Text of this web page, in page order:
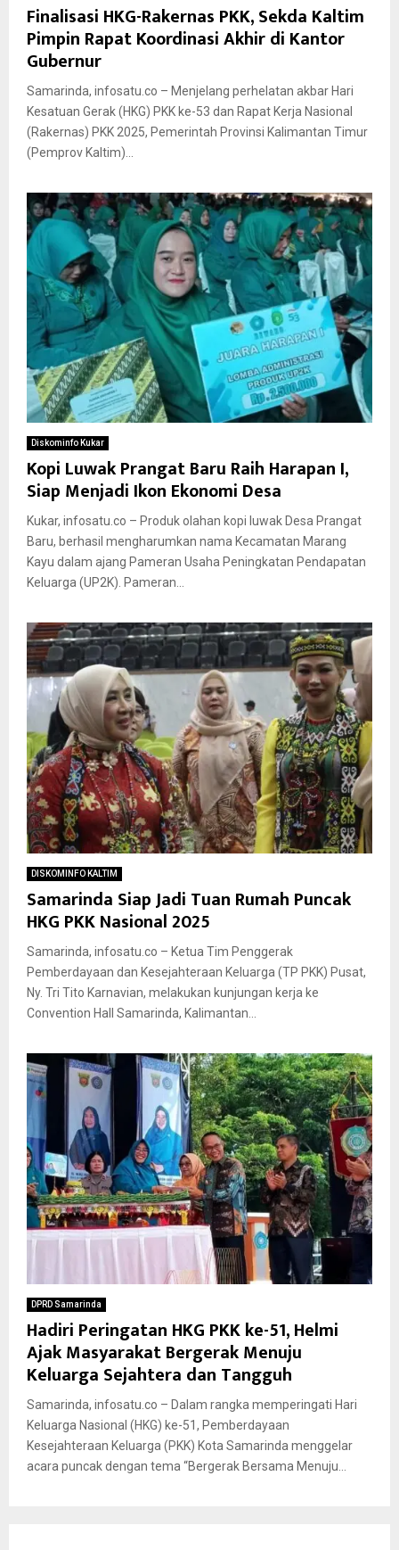
Finalisasi HKG-Rakernas PKK, Sekda Kaltim
Pimpin Rapat Koordinasi Akhir di Kantor
Gubernur
Samarinda, infosatu.co – Menjelang perhelatan akbar Hari
Kesatuan Gerak (HKG) PKK ke-53 dan Rapat Kerja Nasional
(Rakernas) PKK 2025, Pemerintah Provinsi Kalimantan Timur
(Pemprov Kaltim)...
Diskominfo Kukar
Kopi Luwak Prangat Baru Raih Harapan I,
Siap Menjadi Ikon Ekonomi Desa
Kukar, infosatu.co – Produk olahan kopi luwak Desa Prangat
Baru, berhasil mengharumkan nama Kecamatan Marang
Kayu dalam ajang Pameran Usaha Peningkatan Pendapatan
Keluarga (UP2K). Pameran...
DISKOMINFO KALTIM
Samarinda Siap Jadi Tuan Rumah Puncak
HKG PKK Nasional 2025
Samarinda, infosatu.co – Ketua Tim Penggerak
Pemberdayaan dan Kesejahteraan Keluarga (TP PKK) Pusat,
Ny. Tri Tito Karnavian, melakukan kunjungan kerja ke
Convention Hall Samarinda, Kalimantan...
DPRD Samarinda
Hadiri Peringatan HKG PKK ke-51, Helmi
Ajak Masyarakat Bergerak Menuju
Keluarga Sejahtera dan Tangguh
Samarinda, infosatu.co – Dalam rangka memperingati Hari
Keluarga Nasional (HKG) ke-51, Pemberdayaan
Kesejahteraan Keluarga (PKK) Kota Samarinda menggelar
acara puncak dengan tema “Bergerak Bersama Menuju...